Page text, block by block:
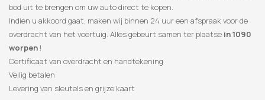
​​bod uit te brengen om uw auto direct te kopen.
Indien u akkoord gaat, maken wij binnen 24 uur een afspraak voor de
overdracht van het voertuig. Alles gebeurt samen ter plaatse in 1090
worpen !
Certificaat van overdracht en handtekening
Veilig betalen
Levering van sleutels en grijze kaart